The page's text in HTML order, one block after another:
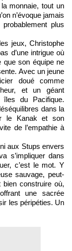
monnaie, tout un
n’évoque jamais
plus
jeux, Christophe
d’une intrigue où
que son équipe ne
Avec un jeune
doué comme
et un géant
îles du Pacifique.
dans la
le Kanak et son
de l’empathie à
aux Stups envers
s’impliquer dans
c’est le mot. Y
sauvage, peut-
construire où,
une sacrée
les péripéties. Un